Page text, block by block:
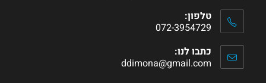
טלפון:
072-3954729
כתבו לנו:
ddimona@gmail.com